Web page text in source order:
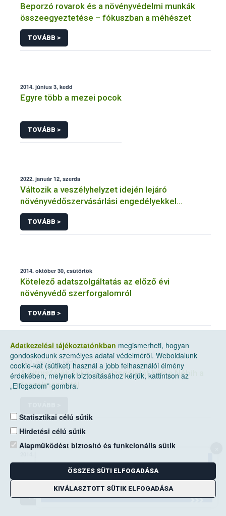
Beporzó rovarok és a növényvédelmi munkák
összeegyeztetése – fókuszban a méhészet
TOVÁBB >
2014. június 3, kedd
Egyre több a mezei pocok
TOVÁBB >
2022. január 12, szerda
Változik a veszélyhelyzet idején lejáró
növényvédőszervásárlási engedélyekkel
kapcsolatos szabályozás
TOVÁBB >
2014. október 30, csütörtök
Kötelező adatszolgáltatás az előző évi
növényvédő szerforgalomról
TOVÁBB >
2022. január 10, hétfő
A citrusfélék fokozott vizsgálatát kéri a Nébih a
forgalmazóktól
A mezei pocok elleni védekezési kötelezettség
a földhasználók kiemelt feladata
TOVÁBB >
Adatkezelési tájékoztatónkban megismerheti, hogyan
gondoskodunk személyes adatai védelméről. Weboldalunk
cookie-kat (sütiket) használ a jobb felhasználói élmény
érdekében, melynek biztosításához kérjük, kattintson az
„Elfogadom” gombra.
Statisztikai célú sütik
Hirdetési célú sütik
Alapműködést biztosító és funkcionális sütik
ÖSSZES SÜTI ELFOGADÁSA
KIVÁLASZTOTT SÜTIK ELFOGADÁSA